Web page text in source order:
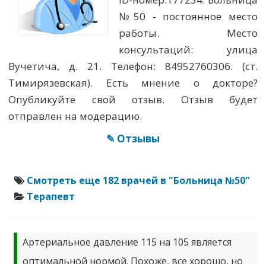
№50 - постоянное место
работы. Место
консультаций: улица
Вучетича, д. 21. Телефон: 84952760306. (ст.
Тимирязевская). Есть мнение о докторе?
Опубликуйте свой отзыв. Отзыв будет
отправлен на модерацию.
✎ Отзывы
Смотреть еще 182 врачей в "Больница №50"
Терапевт
Артериальное давление 115 на 105 является
оптимальной нормой. Похоже, все хорошо, но